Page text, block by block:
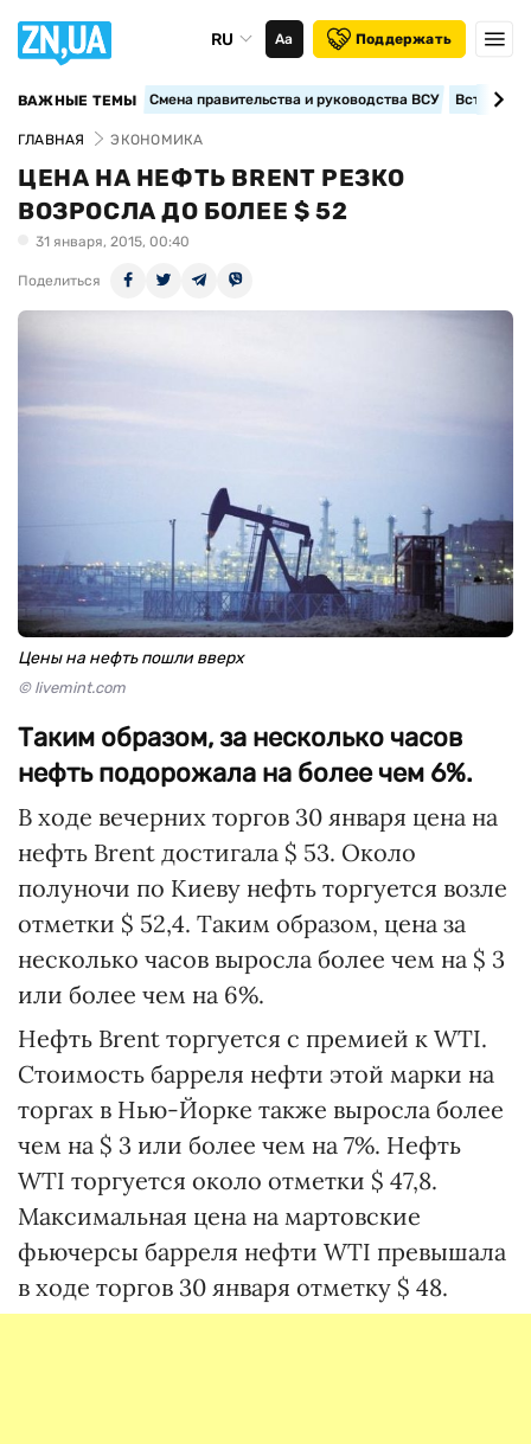
RU Аа Поддержать
ВАЖНЫЕ ТЕМЫ Смена правительства и руководства ВСУ
ГЛАВНАЯ ЭКОНОМИКА
ЦЕНА НА НЕФТЬ BRENT РЕЗКО
ВОЗРОСЛА ДО БОЛЕЕ $ 52
31 января, 2015, 00:40
Поделиться
Цены на нефть пошли вверх
© livemint.com
Таким образом, за несколько часов
нефть подорожала на более чем 6%.
В ходе вечерних торгов 30 января цена на
нефть Brent достигала $ 53. Около
полуночи по Киеву нефть торгуется возле
отметки $ 52,4. Таким образом, цена за
несколько часов выросла более чем на $ 3
или более чем на 6%.
Нефть Brent торгуется с премией к WTI.
Стоимость барреля нефти этой марки на
торгах в Нью-Йорке также выросла более
чем на $ 3 или более чем на 7%. Нефть
WTI торгуется около отметки $ 47,8.
Максимальная цена на мартовские
фьючерсы барреля нефти WTI превышала
в ходе торгов 30 января отметку $ 48.